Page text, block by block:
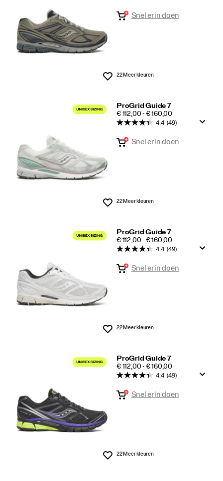
Wenslijst
Snel erin doen
22 Meer kleuren
ProGrid Guide 7
PRICE
€ 112,00 - € 160,00
Wenslijst
4.4 (49)
Snel erin doen
22 Meer kleuren
ProGrid Guide 7
PRICE
€ 112,00 - € 160,00
Wenslijst
4.4 (49)
Snel erin doen
22 Meer kleuren
ProGrid Guide 7
PRICE
€ 112,00 - € 160,00
Wenslijst
4.4 (49)
Snel erin doen
22 Meer kleuren